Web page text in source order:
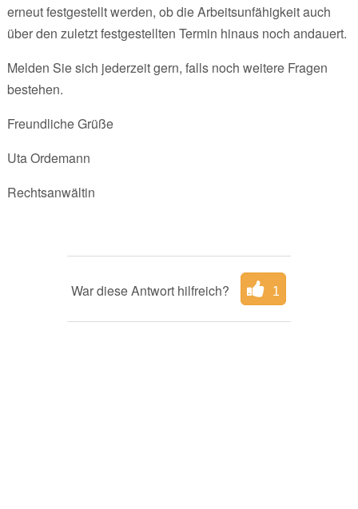
erneut festgestellt werden, ob die Arbeitsunfähigkeit auch
über den zuletzt festgestellten Termin hinaus noch andauert.
Melden Sie sich jederzeit gern, falls noch weitere Fragen
bestehen.
Freundliche Grüße
Uta Ordemann
Rechtsanwältin
War diese Antwort hilfreich? 1